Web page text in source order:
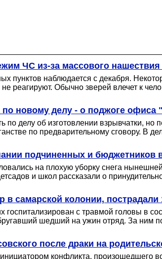
ЧС из-за массового
пунктов наблюдается с декабря.
реагируют. Обычно зверей влечет к
по новому делу - о поджоге офиса
делу об изготовлении взрывчатки,
по предварительному сговору. В
подчиненных и бюджетников
на плохую уборку снега
и школ рассказали о
самарской колонии, пострадали
с травмой головы в
шедший на ужин отряд. За ним
после драки на
конфликта, произошедшего